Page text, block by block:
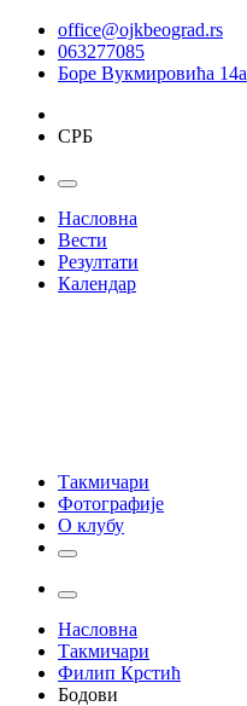
office@ojkbeograd.rs
063277085
Боре Вукмировића 14а
СРБ
Насловна
Вести
Резултати
Календар
Такмичари
Фотографије
О клубу
Насловна
Такмичари
Филип Крстић
Бодови